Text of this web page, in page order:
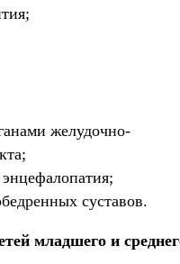
желудочно-
суставов.
младшего и